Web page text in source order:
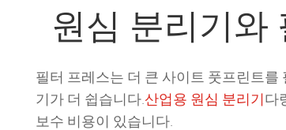
원심 분리기와
필터 프레스는 더 큰 사이트 풋프린트
기가 더 쉽습니다.산업용 원심 분리기다
보수 비용이 있습니다.